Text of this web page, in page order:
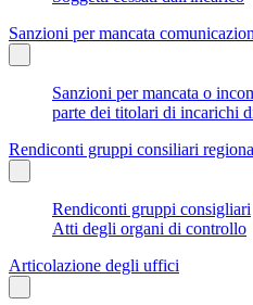
Sanzioni per mancata
Sanzioni per mancata o
parte dei titolari di incarichi
Rendiconti gruppi consiliari
Rendiconti gruppi consigliari
Atti degli organi di controllo
Articolazione degli uffici